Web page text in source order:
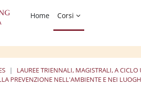
Home
Corsi
LAUREE TRIENNALI, MAGISTRALI, A CICLO
PREVENZIONE NELL'AMBIENTE E NEI